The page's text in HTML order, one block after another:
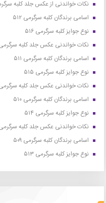
نکات خواندنی از عکس جلد کلبه
اسامی برندگان کلبه سرگرمی ۵۱۲
نوع جوایز کلبه سرگرمی ۵۱۶
نکات خواندنی عکس جلد کلبه سرگرمی
اسامی برندگان کلبه سرگرمی ۵۱۱
نوع جوایز کلبه سرگرمی ۵۱۵
نکات خواندنی عکس جلد کلبه سرگرمی
اسامی برندگان کلبه سرگرمی ۵۱۰
نوع جوایز کلبه سرگرمی ۵۱۴
نکات خواندنی عکس جلد کلبه سرگرمی
اسامی برندگان کلبه سرگرمی ۵۰۹
نوع جوایز کلبه سرگرمی ۵۱۳